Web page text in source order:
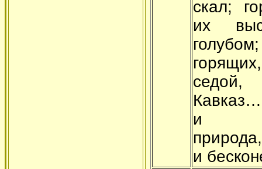
скал;
их
седой,
и
и